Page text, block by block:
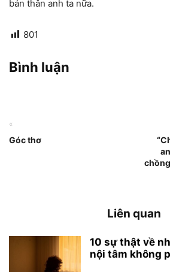
bản thân anh ta nữa.
801
Bình luận
«
Góc thơ
Liên quan
10 sự thật về
nội tâm không